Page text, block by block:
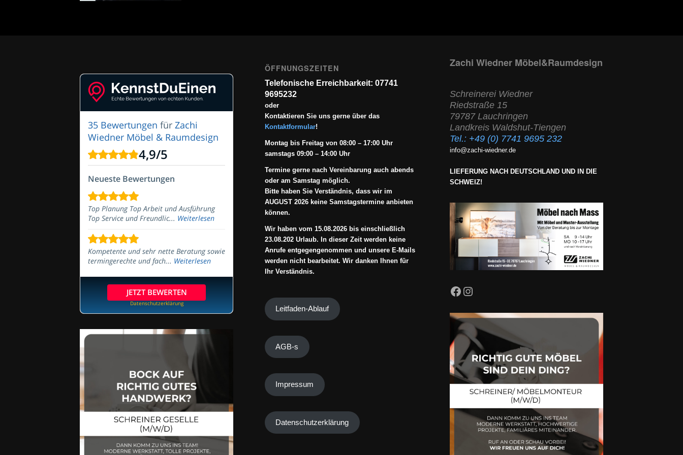
35 Bewertungen für Zachi
Wiedner Möbel & Raumdesign
4,9/5
Neueste Bewertungen
Top Planung Top Arbeit und Ausführung
Top Service und Freundlic... Weiterlesen
Kompetente und sehr nette Beratung sowie
termingerechte und fach... Weiterlesen
JETZT BEWERTEN
Datenschutzerklärung
ÖFFNUNGSZEITEN
Telefonische Erreichbarkeit: 07741
9695232
oder
Kontaktieren Sie uns gerne über das
Kontaktformular!
Montag bis Freitag von 08:00 – 17:00 Uhr
samstags 09:00 – 14:00 Uhr
Termine gerne nach Vereinbarung auch abends
oder am Samstag möglich.
Bitte haben Sie Verständnis, dass wir im
AUGUST 2026 keine Samstagstermine anbieten
können.
Wir haben vom 15.08.2026 bis einschließlich
23.08.202 Urlaub. In dieser Zeit werden keine
Anrufe entgegengenommen und unsere E-Mails
werden nicht bearbeitet. Wir danken Ihnen für
Ihr Verständnis.
Leitfaden-Ablauf
AGB-s
Impressum
Datenschutzerklärung
Zachi Wiedner Möbel&Raumdesign
Schreinerei Wiedner
Riedstraße 15
79787 Lauchringen
Landkreis Waldshut-Tiengen
Tel.: +49 (0) 7741 9695 232
info@zachi-wiedner.de
LIEFERUNG NACH DEUTSCHLAND UND IN DIE
SCHWEIZ!
Facebook
Instagram